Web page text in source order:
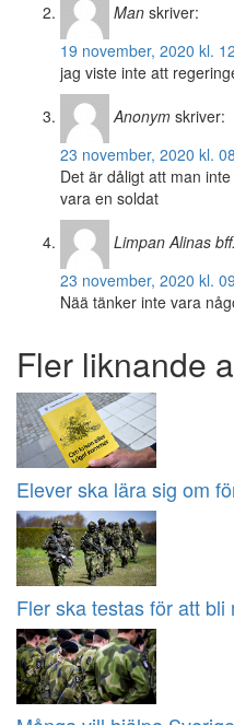
Man skriver:
19 november, 2020 kl.
jag viste inte att
Anonym skriver:
23 november, 2020 kl.
Det är dåligt att man
vara en soldat
Limpan Alinas bff.
23 november, 2020 kl.
Nää tänker inte vara
Fler liknande
Elever ska lära sig om
Fler ska testas för att bli